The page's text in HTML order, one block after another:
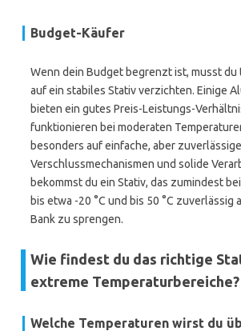
Budget-Käufer
Wenn dein Budget begrenzt ist, musst
auf ein stabiles Stativ verzichten. Einige
bieten ein gutes Preis-Leistungs-
funktionieren bei moderaten
besonders auf einfache, aber zuverlässige
Verschlussmechanismen und solide
bekommst du ein Stativ, das zumindest
bis etwa -20 °C und bis 50 °C zuverlässig
Bank zu sprengen.
Wie findest du das richtige
extreme Temperaturbereiche?
Welche Temperaturen wirst du